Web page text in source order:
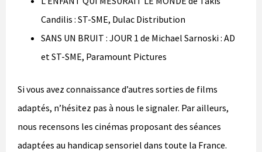
Candilis : ST-SME, Dulac Distribution
SANS UN BRUIT : JOUR 1 de Michael Sarnoski : AD
et ST-SME, Paramount Pictures
Si vous avez connaissance d’autres sorties de films
adaptés, n’hésitez pas à nous le signaler. Par ailleurs,
nous recensons les cinémas proposant des séances
adaptées au handicap sensoriel dans toute la France.